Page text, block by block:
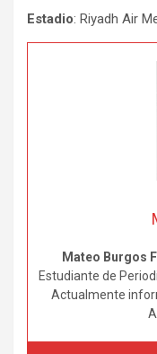
Estadio: Riyadh Air
Mateo Burgos
Estudiante de
Actualmente